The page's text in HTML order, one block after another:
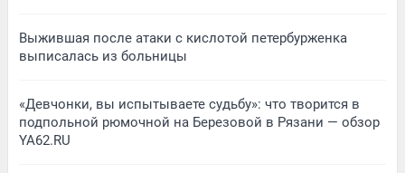
Выжившая после атаки с кислотой петербурженка
выписалась из больницы
«Девчонки, вы испытываете судьбу»: что творится в
подпольной рюмочной на Березовой в Рязани — обзор
YA62.RU